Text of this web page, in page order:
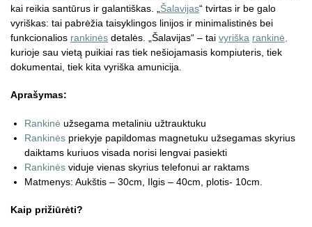
kai reikia santūrus ir galantiškas. „ Šalavijas“ tvirtas ir be galo
vyriškas: tai pabrėžia taisyklingos linijos ir minimalistinės bei
funkcionalios rankinės detalės. „Šalavijas“ – tai vyriška rankinė,
kurioje sau vietą puikiai ras tiek nešiojamasis kompiuteris, tiek
dokumentai, tiek kita vyriška amunicija.
Aprašymas:
Rankinė užsegama metaliniu užtrauktuku
Rankinės priekyje papildomas magnetuku užsegamas skyrius
daiktams kuriuos visada norisi lengvai pasiekti
Rankinės viduje vienas skyrius telefonui ar raktams
Matmenys: Aukštis – 30cm, Ilgis – 40cm, plotis- 10cm.
Kaip prižiūrėti?